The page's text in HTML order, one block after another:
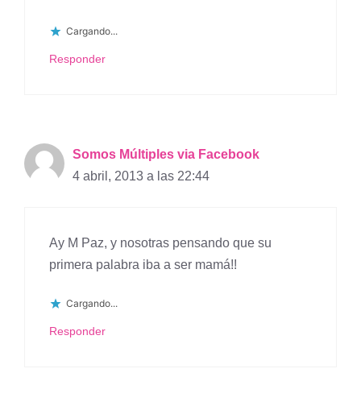
Cargando...
Responder
Somos Múltiples via Facebook
4 abril, 2013 a las 22:44
Ay M Paz, y nosotras pensando que su
primera palabra iba a ser mamá!!
Cargando...
Responder